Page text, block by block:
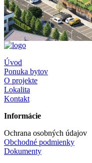
Úvod
Ponuka bytov
O projekte
Lokalita
Kontakt
Informácie
Ochrana osobných údajov
Obchodné podmienky
Dokumenty